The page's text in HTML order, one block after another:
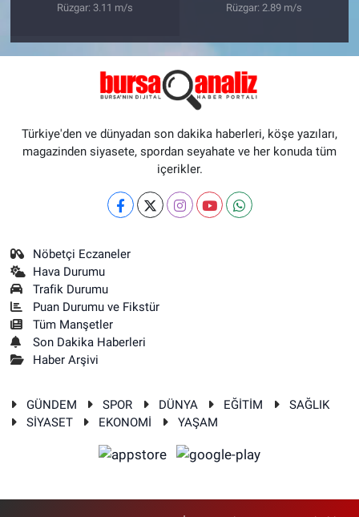
Rüzgar: 3.11 m/s
Rüzgar: 2.89 m/s
Türkiye'den ve dünyadan son dakika haberleri, köşe yazıları,
magazinden siyasete, spordan seyahate ve her konuda tüm
içerikler.
Nöbetçi Eczaneler
Hava Durumu
Trafik Durumu
Puan Durumu ve Fikstür
Tüm Manşetler
Son Dakika Haberleri
Haber Arşivi
GÜNDEM SPOR DÜNYA EĞİTİM
SAĞLIK
SİYASET
EKONOMİ YAŞAM